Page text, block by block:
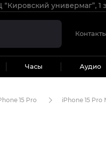
“Кировский универмаг”, 1
Часы Аудио
15 Pro iPhone 15 Pro